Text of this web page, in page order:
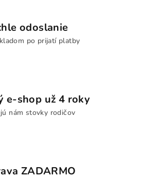
odoslanie
po prijatí platby
e-shop už 4 roky
nám stovky rodičov
ZADARMO